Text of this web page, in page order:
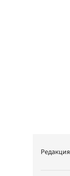
Редакция